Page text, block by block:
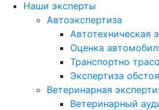
Наши эксперты
Автоэкспертиза
Автотехническая
Оценка
Транспортно
Экспертиза
Ветеринарная
Ветеринарный